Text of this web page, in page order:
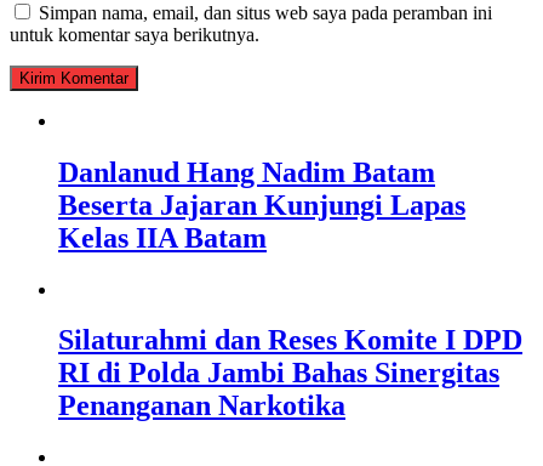
Simpan nama, email, dan situs web saya pada peramban ini
untuk komentar saya berikutnya.
Danlanud Hang Nadim Batam
Beserta Jajaran Kunjungi Lapas
Kelas IIA Batam
Silaturahmi dan Reses Komite I DPD
RI di Polda Jambi Bahas Sinergitas
Penanganan Narkotika